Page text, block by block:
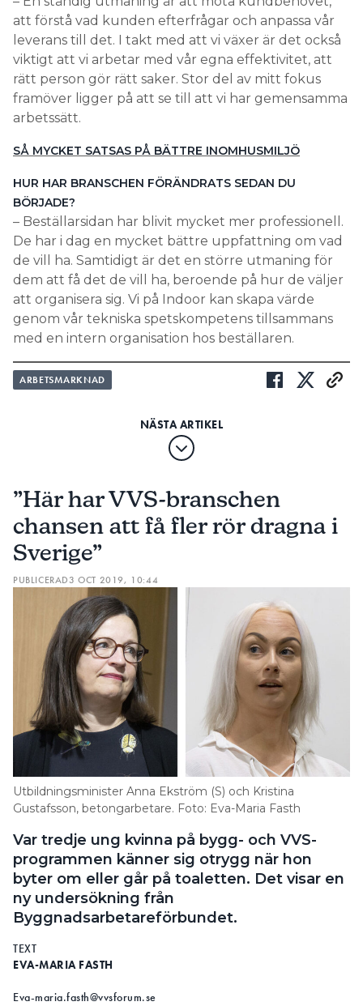
att förstå vad kunden efterfrågar och anpassa vår
leverans till det. I takt med att vi växer är det också
viktigt att vi arbetar med vår egna effektivitet, att
rätt person gör rätt saker. Stor del av mitt fokus
framöver ligger på att se till att vi har gemensamma
arbetssätt.
SÅ MYCKET SATSAS PÅ BÄTTRE INOMHUSMILJÖ
HUR HAR BRANSCHEN FÖRÄNDRATS SEDAN DU
BÖRJADE?
– Beställarsidan har blivit mycket mer professionell.
De har i dag en mycket bättre uppfattning om vad
de vill ha. Samtidigt är det en större utmaning för
dem att få det de vill ha, beroende på hur de väljer
att organisera sig. Vi på Indoor kan skapa värde
genom vår tekniska spetskompetens tillsammans
med en intern organisation hos beställaren.
ARBETSMARKNAD
”Här har VVS-branschen
chansen att få fler rör dragna i
Sverige”
PUBLICERAD3 OCT 2019, 10:44
Utbildningsminister Anna Ekström (S) och Kristina
Gustafsson, betongarbetare. Foto: Eva-Maria Fasth
Var tredje ung kvinna på bygg- och VVS-
programmen känner sig otrygg när hon
byter om eller går på toaletten. Det visar en
ny undersökning från
Byggnadsarbetareförbundet.
TEXT
EVA-MARIA FASTH
Eva-maria.fasth@vvsforum.se